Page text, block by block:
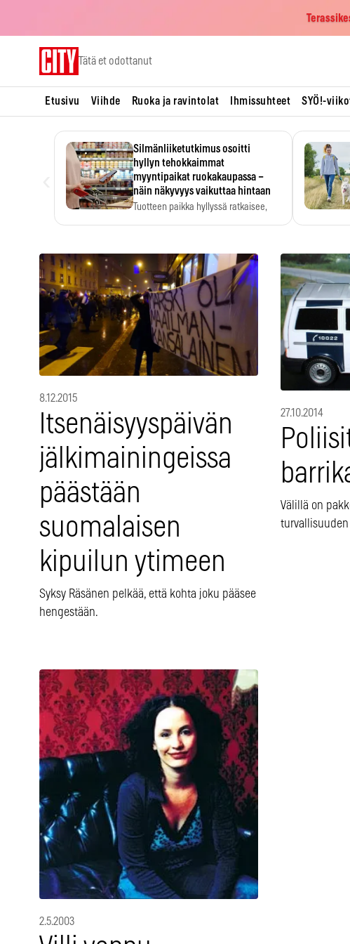
Tätä et odottanut
Etusivu Viihde Ruoka ja ravintolat Ihmissuhteet SYÖ!-
Silmänliiketutkimus osoitti
hyllyn tehokkaimmat
myyntipaikat ruokakaupassa –
näin näkyvyys vaikuttaa hintaan
Tuotteen paikka hyllyssä ratkaisee,
8.12.2015
Itsenäisyyspäivän
jälkimainingeissa
päästään
suomalaisen
kipuilun ytimeen
Syksy Räsänen pelkää, että kohta joku pääsee
hengestään.
27.10.2014
Välillä on
2.5.2003